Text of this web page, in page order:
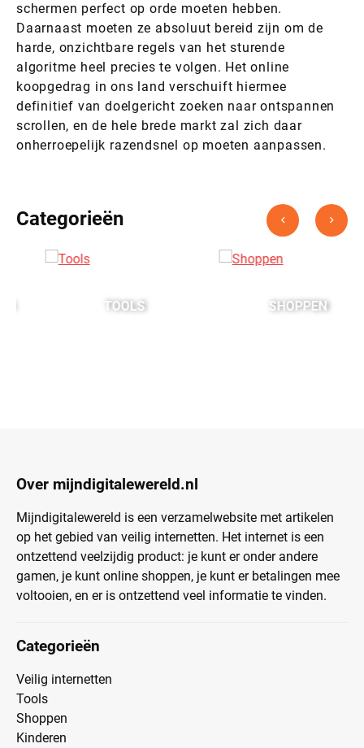
schermen perfect op orde moeten hebben.
Daarnaast moeten ze absoluut bereid zijn om de
harde, onzichtbare regels van het sturende
algoritme heel precies te volgen. Het online
koopgedrag in ons land verschuift hiermee
definitief van doelgericht zoeken naar ontspannen
scrollen, en de hele brede markt zal zich daar
onherroepelijk razendsnel op moeten aanpassen.
Categorieën
TOOLS SHOPPEN
Over mijndigitalewereld.nl
Mijndigitalewereld is een verzamelwebsite met artikelen
op het gebied van veilig internetten. Het internet is een
ontzettend veelzijdig product: je kunt er onder andere
gamen, je kunt online shoppen, je kunt er betalingen mee
voltooien, en er is ontzettend veel informatie te vinden.
Categorieën
Veilig internetten
Tools
Shoppen
Kinderen